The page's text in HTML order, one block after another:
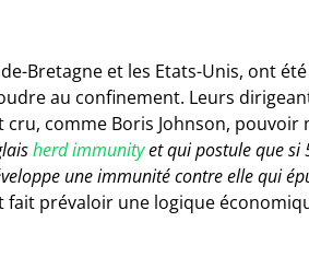
Bretagne et les Etats-Unis, ont
au confinement. Leurs
comme Boris Johnson, pouvoir
herd immunityet qui postule que si
une immunité contre elle qui
fait prévaloir une logique